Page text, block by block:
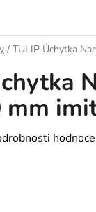
/ TULIP Úchytka